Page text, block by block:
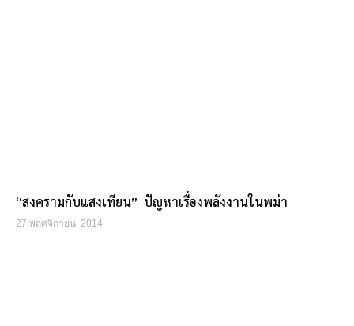
“สงครามกับแสงเทียน” ปัญหาเรื่องพลังงานในพม่า
27 พฤศจิกายน, 2014